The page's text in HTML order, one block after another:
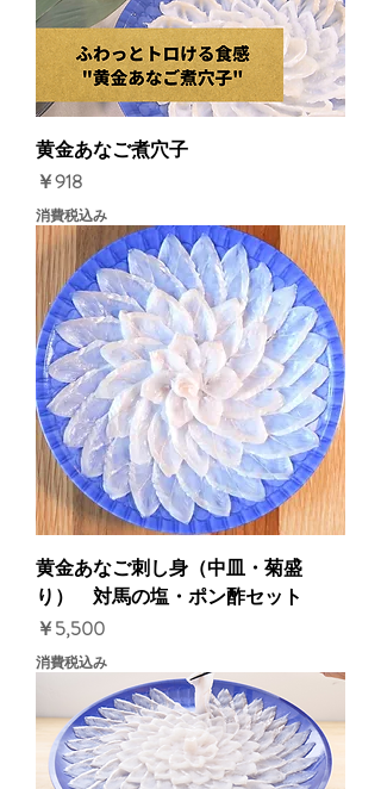
黄金あなご煮穴子
価格
￥918
消費税込み
黄金あなご刺し身（中皿・菊盛
り） 対馬の塩・ポン酢セット
価格
￥5,500
消費税込み